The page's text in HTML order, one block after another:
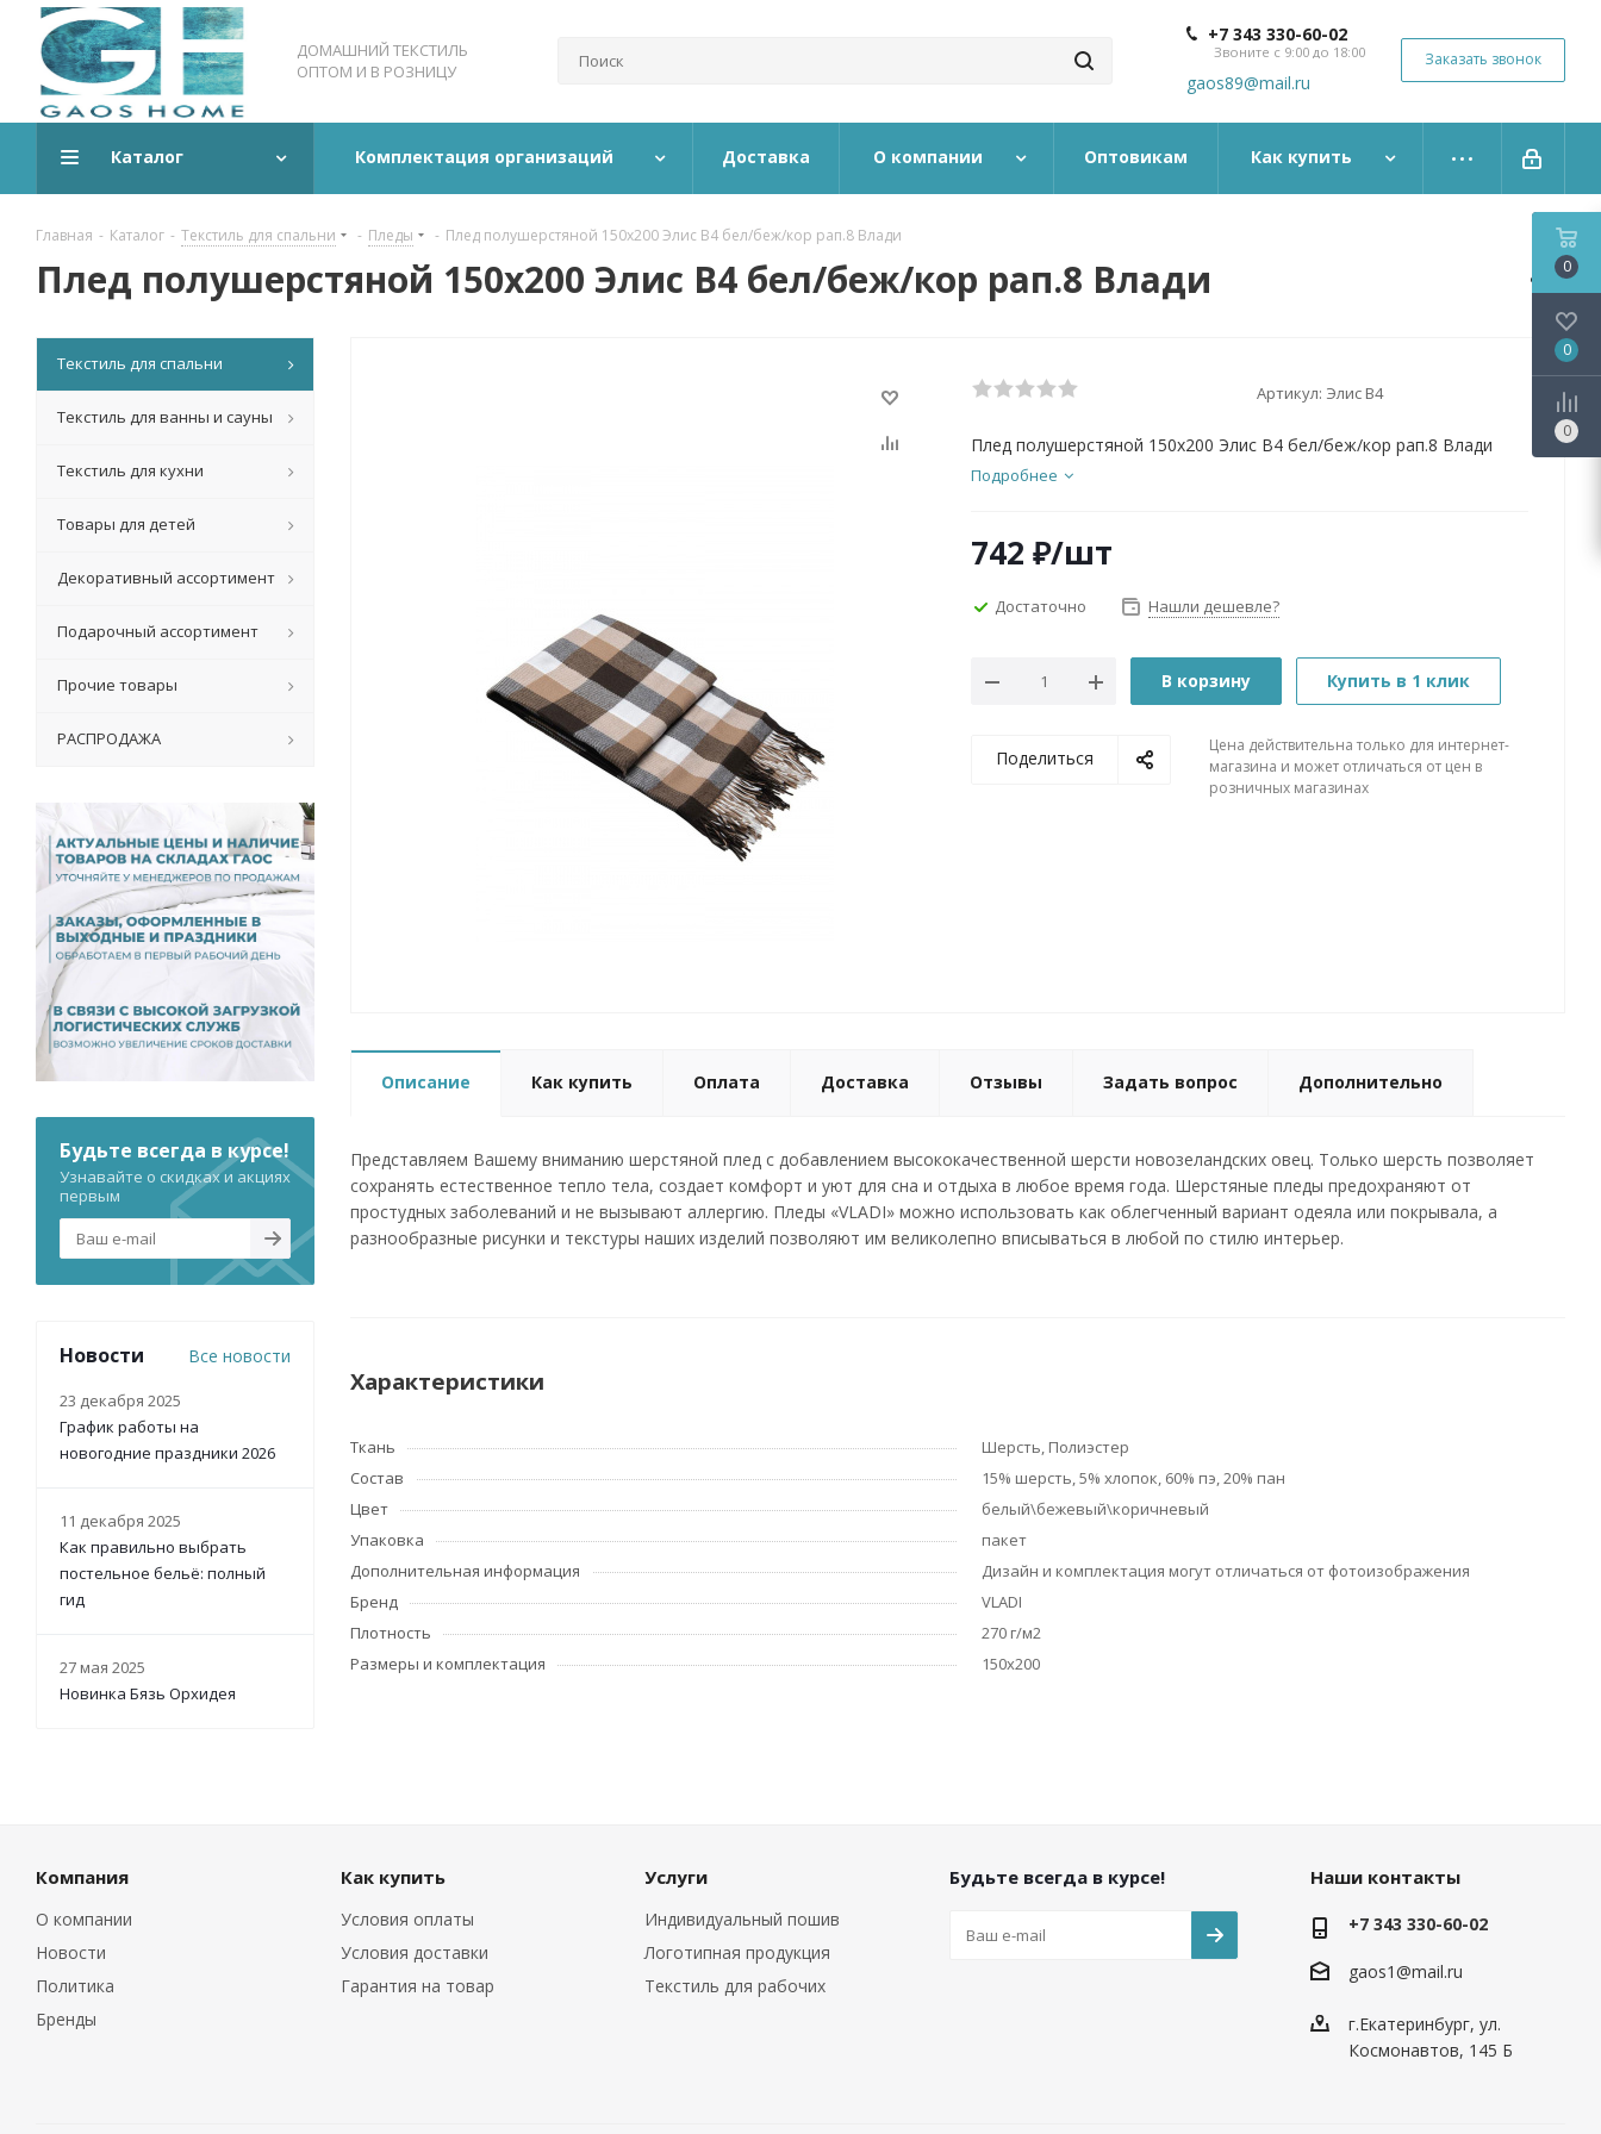
ДОМАШНИЙ ТЕКСТИЛЬ
ОПТОМ И В РОЗНИЦУ
+7 343 330-60-02
Звоните с 9:00 до 18:00
gaos89@mail.ru
Заказать звонок
Каталог Комплектация организаций Доставка О компании Оптовикам Как купить
Главная - Каталог - Текстиль для спальни - Пледы - Плед полушерстяной 150х200 Элис B4 бел/беж/кор рап.8 Влади
Плед полушерстяной 150х200 Элис B4 бел/беж/кор рап.8 Влади
Артикул: Элис В4
Плед полушерстяной 150х200 Элис B4 бел/беж/кор рап.8 Влади
Подробнее
742 ₽/шт
Достаточно Нашли дешевле?
В корзину Купить в 1 клик
Поделиться
Цена действительна только для интернет-
магазина и может отличаться от цен в
розничных магазинах
Описание Как купить Оплата Доставка Отзывы Задать вопрос Дополнительно
Представляем Вашему вниманию шерстяной плед с добавлением высококачественной шерсти новозеландских овец. Только шерсть позволяет
сохранять естественное тепло тела, создает комфорт и уют для сна и отдыха в любое время года. Шерстяные пледы предохраняют от
простудных заболеваний и не вызывают аллергию. Пледы «VLADI» можно использовать как облегченный вариант одеяла или покрывала, а
разнообразные рисунки и текстуры наших изделий позволяют им великолепно вписываться в любой по стилю интерьер.
Характеристики
Ткань
Шерсть, Полиэстер
Состав
15% шерсть, 5% хлопок, 60% пэ, 20% пан
Цвет
белый\бежевый\коричневый
Упаковка
пакет
Дополнительная информация
Дизайн и комплектация могут отличаться от фотоизображения
Бренд
VLADI
Плотность
270 г/м2
Размеры и комплектация
150x200
Текстиль для спальни
Текстиль для ванны и сауны
Текстиль для кухни
Товары для детей
Декоративный ассортимент
Подарочный ассортимент
Прочие товары
РАСПРОДАЖА
Будьте всегда в курсе!
Узнавайте о скидках и акциях
первым
Новости Все новости
23 декабря 2025
График работы на
новогодние праздники 2026
11 декабря 2025
Как правильно выбрать
постельное бельё: полный
гид
27 мая 2025
Новинка Бязь Орхидея
Компания
О компании
Новости
Политика
Бренды
Как купить
Условия оплаты
Условия доставки
Гарантия на товар
Услуги
Индивидуальный пошив
Логотипная продукция
Текстиль для рабочих
Будьте всегда в курсе! Наши контакты
+7 343 330-60-02
gaos1@mail.ru
г.Екатеринбург, ул.
Космонавтов, 145 Б
0
0
0